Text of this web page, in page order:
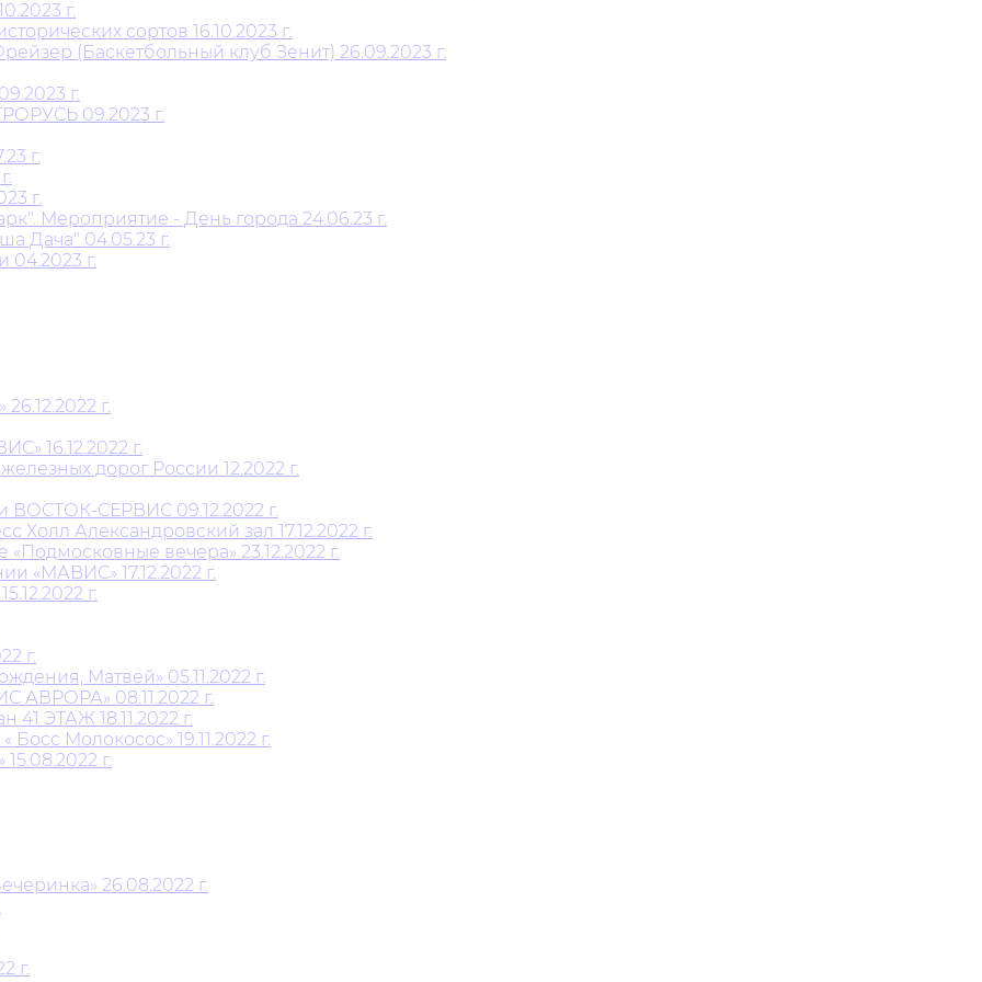
г.
сортов 16.10.2023 г.
(Баскетбольный клуб Зенит) 26.09.2023 г.
г.
09.2023 г.
г.
г.
Мероприятие - День города 24.06.23 г.
Дача" 04.05.23 г.
г.
г.
16.12.2022 г.
дорог России 12.2022 г.
ВОСТОК-СЕРВИС 09.12.2022 г.
Холл Александровский зал 17.12.2022 г.
вечера» 23.12.2022 г.
«МАВИС» 17.12.2022 г.
г.
г.
Матвей» 05.11.2022 г.
АВРОРА» 08.11.2022 г.
ЭТАЖ 18.11.2022 г.
Молокосос» 19.11.2022 г.
г.
26.08.2022 г.
г.